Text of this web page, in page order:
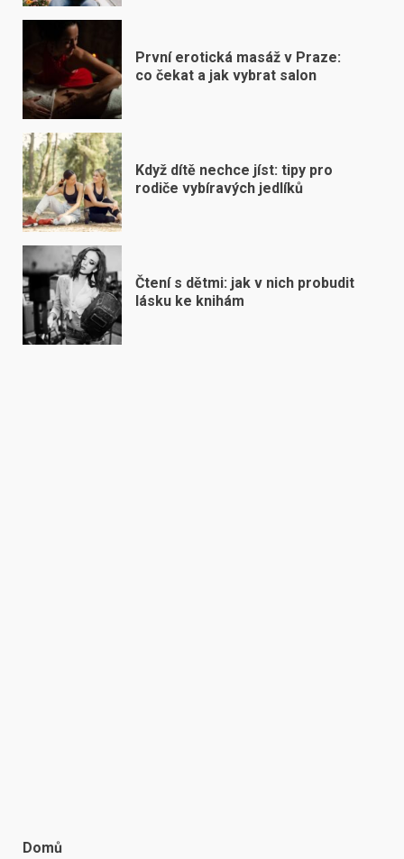
První erotická masáž v Praze:
co čekat a jak vybrat salon
Když dítě nechce jíst: tipy pro
rodiče vybíravých jedlíků
Čtení s dětmi: jak v nich probudit
lásku ke knihám
Domů